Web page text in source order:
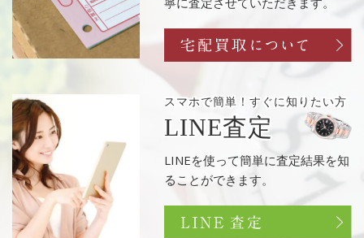
スマホで簡単！ すぐに知りたい方
LINE査定
LINEを使って簡単に査定結果を知
ることができます。